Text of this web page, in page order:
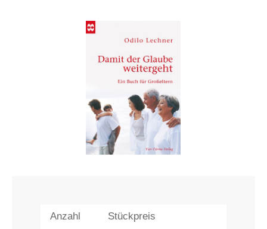
Bildergalerie überspringen
Anzahl Stückpreis